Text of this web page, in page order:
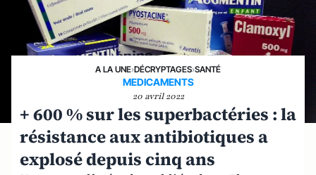
A LA UNE›DÉCRYPTAGES›SANTÉ
MEDICAMENTS
20 avril 2022
+ 600 % sur les superbactéries : la
résistance aux antibiotiques a
explosé depuis cinq ans